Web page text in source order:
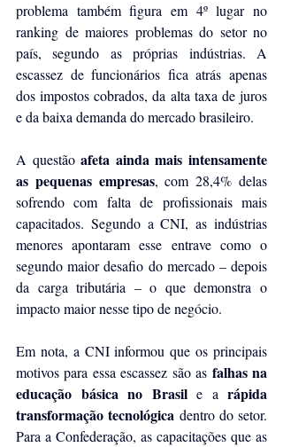
problema também figura em 4º lugar no
ranking de maiores problemas do setor no
país, segundo as próprias indústrias. A
escassez de funcionários fica atrás apenas
dos impostos cobrados, da alta taxa de juros
e da baixa demanda do mercado brasileiro.
A questão afeta ainda mais intensamente
as pequenas empresas, com 28,4% delas
sofrendo com falta de profissionais mais
capacitados. Segundo a CNI, as indústrias
menores apontaram esse entrave como o
segundo maior desafio do mercado – depois
da carga tributária – o que demonstra o
impacto maior nesse tipo de negócio.
Em nota, a CNI informou que os principais
motivos para essa escassez são as falhas na
educação básica no Brasil e a rápida
transformação tecnológica dentro do setor.
Para a Confederação, as capacitações que as